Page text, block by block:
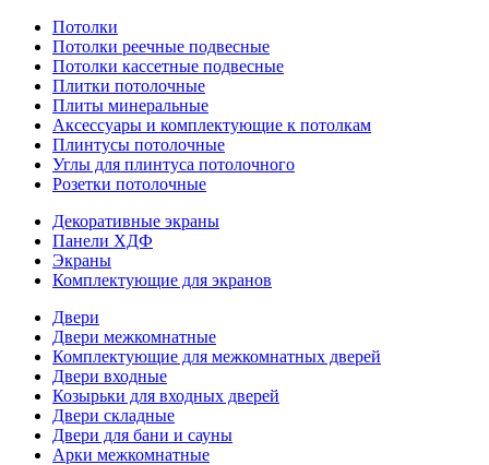
Потолки
Потолки реечные подвесные
Потолки кассетные подвесные
Плитки потолочные
Плиты минеральные
Аксессуары и комплектующие к потолкам
Плинтусы потолочные
Углы для плинтуса потолочного
Розетки потолочные
Декоративные экраны
Панели ХДФ
Экраны
Комплектующие для экранов
Двери
Двери межкомнатные
Комплектующие для межкомнатных дверей
Двери входные
Козырьки для входных дверей
Двери складные
Двери для бани и сауны
Арки межкомнатные